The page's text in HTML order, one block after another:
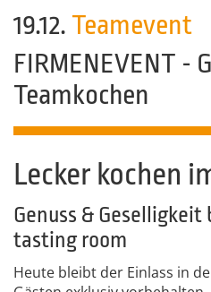
19.12. Teamevent
FIRMENEVENT -
Teamkochen
Lecker kochen
Genuss &
tasting room
Heute bleibt der Einlass in